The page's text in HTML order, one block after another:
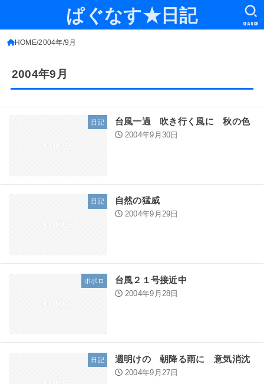
ぱぐなす★日記 SEARCH
HOME 2004年 9月
2004年9月
日記 台風一過 吹き行く風に 秋の色
2004年9月30日
日記 自然の猛威
2004年9月29日
ポポロ 台風２１号接近中
2004年9月28日
日記 週明けの 朝降る雨に 意気消沈
2004年9月27日